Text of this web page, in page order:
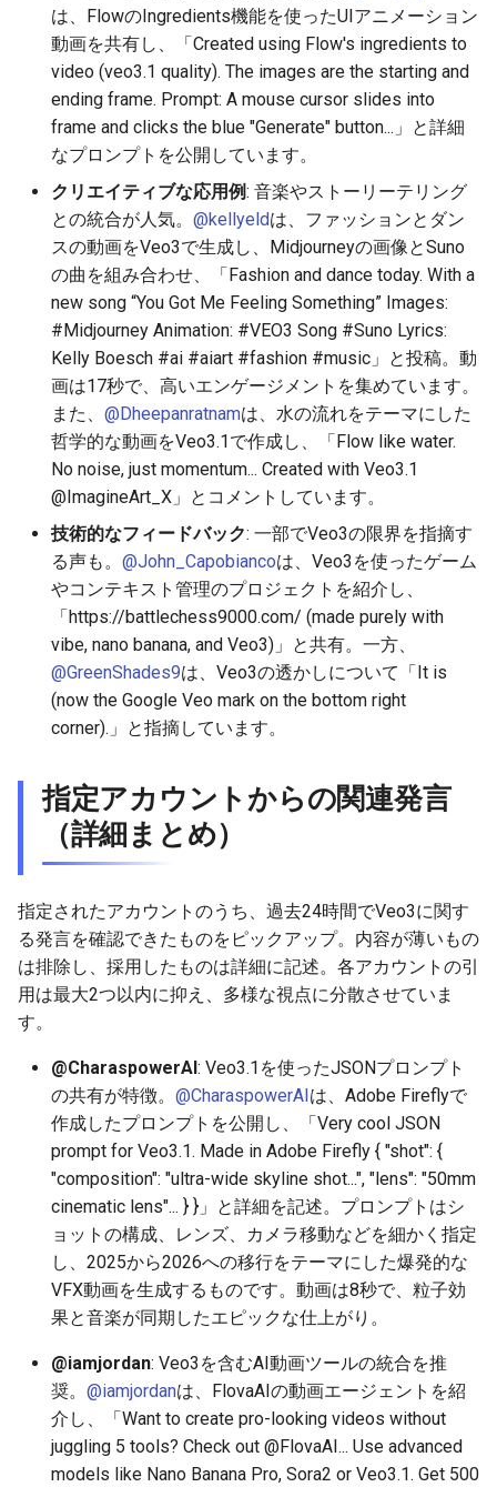
2026-06-20
2026-06-19
2026-06-18
2026-06-17
2026-06-16
2026-06-15
2026-06-14
2026-06-13
2026-06-12
2026-06-11
2026-06-10
2026-06-09
2026-06-08
2026-06-06
2026-06-04
2026-06-03
2026-06-02
2026-06-01
2026-05-31
2026-05-30
2026-05-29
2026-05-28
2026-05-26
2026-05-25
2025-12-05
2025-12-04
2025-12-03
2025-12-02
2025-12-01
2025-11-30
2025-11-29
2025-11-28
2025-11-27
2025-11-26
2025-11-25
2025-11-24
2025-11-23
2025-11-21
2025-11-19
2025-11-18
2025-11-17
2025-11-16
2025-11-15
2025-11-14
2025-11-13
2025-11-12
2025-11-10
2025-11-09
2026-06-20
2026-06-19
2026-06-18
2026-06-17
2026-06-16
2026-06-15
2026-06-14
2026-06-13
2026-06-12
2026-06-11
2026-06-10
2026-06-09
2026-06-08
2026-06-06
2026-06-04
2026-06-03
2026-06-02
2026-06-01
2026-05-31
2026-05-30
2026-05-29
2026-05-28
2026-05-26
2026-05-25
2025-12-05
2025-12-04
2025-12-03
2025-12-02
2025-12-01
2025-11-30
2025-11-29
2025-11-28
2025-11-27
2025-11-26
2025-11-25
2025-11-24
2025-11-23
2025-11-21
2025-11-19
2025-11-18
2025-11-17
2025-11-16
2025-11-15
2025-11-14
2025-11-13
2025-11-12
2025-11-10
2025-11-09
2026-01-11
2026-01-04
2026-01-11
2026-01-04
2026-06-18
2026-06-17
2026-06-16
2026-06-14
2026-06-13
2026-06-12
2026-06-11
2026-06-10
2026-06-09
2026-06-08
2026-06-07
2026-06-06
2026-06-05
2026-06-03
2026-06-01
2026-05-31
2026-05-30
2026-05-29
2026-05-28
2026-05-27
2026-05-26
2026-05-25
2026-05-23
2026-05-22
2025-12-05
2025-12-04
2025-12-03
2025-12-02
2025-12-01
2025-11-30
2025-11-29
2025-11-28
2025-11-27
2025-11-26
2025-11-25
2025-11-24
2025-11-23
2025-11-21
2025-11-19
2025-11-18
2025-11-17
2025-11-16
2025-11-15
2025-11-14
2025-11-13
2025-11-12
2025-11-10
2025-11-09
2026-01-11
2026-01-04
2025-12-05
2025-12-04
2025-12-03
2025-12-02
2025-12-01
2025-11-30
2025-11-29
2025-11-28
2025-11-27
2025-11-26
2025-11-25
2025-11-24
2025-11-23
2025-11-22
2025-11-21
2025-11-20
2025-11-19
2025-11-18
2025-11-17
2025-11-16
2025-11-15
2025-11-14
2025-11-13
2025-11-12
2025-11-10
2025-11-09
2026-01-11
2026-01-04
2026-06-20
2026-06-19
2026-06-18
2026-06-17
2026-06-16
2026-06-15
2026-06-14
2026-06-13
2026-06-12
2026-06-11
2026-06-10
2026-06-09
2026-06-08
2026-06-06
2026-06-04
2026-06-03
2026-06-02
2026-06-01
2026-05-31
2026-05-30
2026-05-29
2026-05-28
2026-05-26
2026-05-25
2026-06-15
2026-06-14
2026-06-13
2026-06-11
2026-06-10
2026-06-09
2026-06-08
2026-06-07
2026-06-06
2026-06-05
2026-06-04
2026-06-03
2026-06-02
2026-05-31
は、FlowのIngredients機能を使ったUIアニメーション
動画を共有し、「Created using Flow's ingredients to
video (veo3.1 quality). The images are the starting and
ending frame. Prompt: A mouse cursor slides into
frame and clicks the blue "Generate" button...」と詳細
なプロンプトを公開しています。
クリエイティブな応用例: 音楽やストーリーテリング
との統合が人気。 @kellyeldは、ファッションとダン
スの動画をVeo3で生成し、Midjourneyの画像とSuno
の曲を組み合わせ、「Fashion and dance today. With a
new song “You Got Me Feeling Something” Images:
#Midjourney Animation: #VEO3 Song #Suno Lyrics:
Kelly Boesch #ai #aiart #fashion #music」と投稿。動
画は17秒で、高いエンゲージメントを集めています。
また、 @Dheepanratnamは、水の流れをテーマにした
哲学的な動画をVeo3.1で作成し、「Flow like water.
No noise, just momentum... Created with Veo3.1
@ImagineArt_X」とコメントしています。
技術的なフィードバック: 一部でVeo3の限界を指摘す
る声も。 @John_Capobiancoは、Veo3を使ったゲーム
やコンテキスト管理のプロジェクトを紹介し、
「https://battlechess9000.com/ (made purely with
vibe, nano banana, and Veo3)」と共有。一方、
@GreenShades9は、Veo3の透かしについて「It is
(now the Google Veo mark on the bottom right
corner).」と指摘しています。
指定アカウントからの関連発言
（詳細まとめ）
指定されたアカウントのうち、過去24時間でVeo3に関す
る発言を確認できたものをピックアップ。内容が薄いもの
は排除し、採用したものは詳細に記述。各アカウントの引
用は最大2つ以内に抑え、多様な視点に分散させていま
す。
@CharaspowerAI : Veo3.1を使ったJSONプロンプト
の共有が特徴。 @CharaspowerAI は、Adobe Fireflyで
作成したプロンプトを公開し、「Very cool JSON
prompt for Veo3.1. Made in Adobe Firefly { "shot": {
"composition": "ultra-wide skyline shot...", "lens": "50mm
cinematic lens"... } }」と詳細を記述。プロンプトはシ
ョットの構成、レンズ、カメラ移動などを細かく指定
し、2025から2026への移行をテーマにした爆発的な
VFX動画を生成するものです。動画は8秒で、粒子効
果と音楽が同期したエピックな仕上がり。
@iamjordan: Veo3を含むAI動画ツールの統合を推
奨。 @iamjordanは、FlovaAIの動画エージェントを紹
介し、「Want to create pro-looking videos without
juggling 5 tools? Check out @FlovaAI... Use advanced
models like Nano Banana Pro, Sora2 or Veo3.1. Get 500